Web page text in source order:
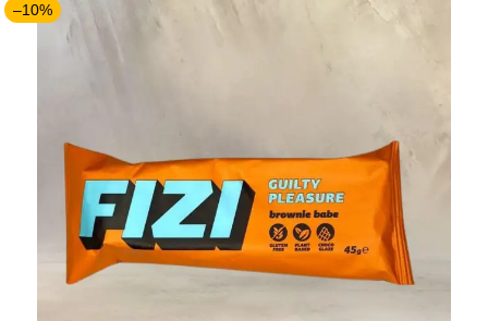
–10%